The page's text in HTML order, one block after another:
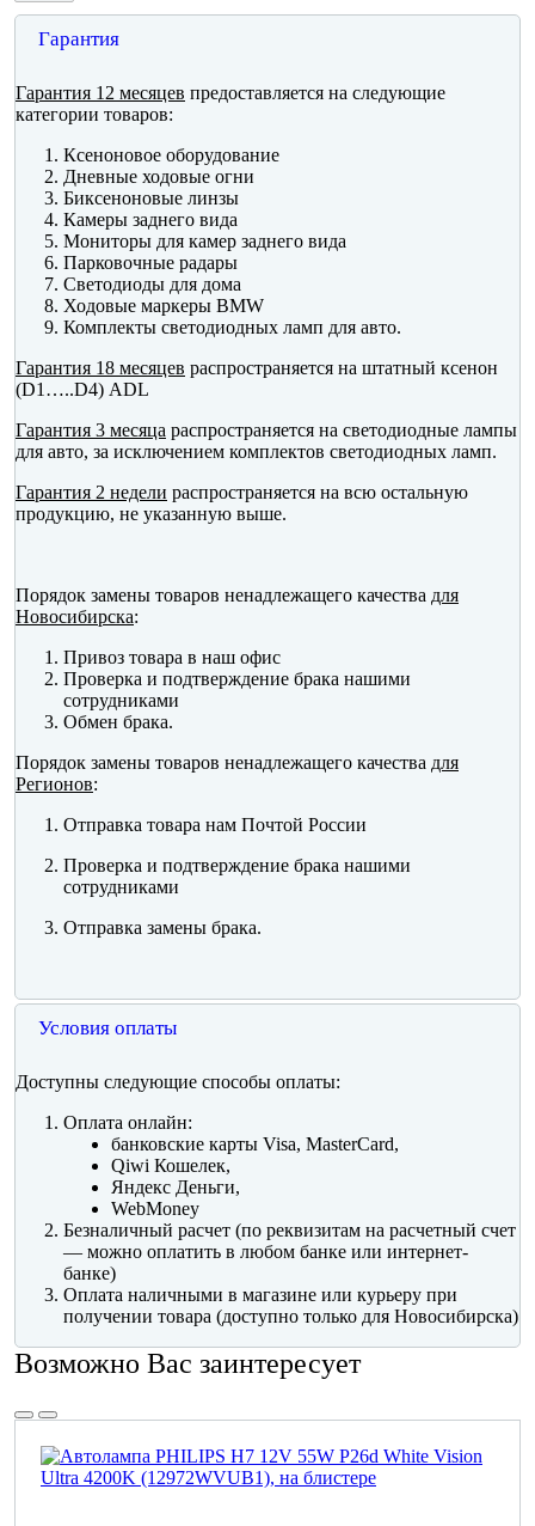
Гарантия
Гарантия 12 месяцев предоставляется на следующие
категории товаров:
Ксеноновое оборудование
Дневные ходовые огни
Биксеноновые линзы
Камеры заднего вида
Мониторы для камер заднего вида
Парковочные радары
Светодиоды для дома
Ходовые маркеры BMW
Комплекты светодиодных ламп для авто.
Гарантия 18 месяцев распространяется на штатный ксенон
(D1…..D4) ADL
Гарантия 3 месяца распространяется на светодиодные лампы
для авто, за исключением комплектов светодиодных ламп.
Гарантия 2 недели распространяется на всю остальную
продукцию, не указанную выше.
Порядок замены товаров ненадлежащего качества для
Новосибирска:
Привоз товара в наш офис
Проверка и подтверждение брака нашими
сотрудниками
Обмен брака.
Порядок замены товаров ненадлежащего качества для
Регионов:
Отправка товара нам Почтой России
Проверка и подтверждение брака нашими
сотрудниками
Отправка замены брака.
Условия оплаты
Доступны следующие способы оплаты:
Оплата онлайн:
банковские карты Visa, MasterCard,
Qiwi Кошелек,
Яндекс Деньги,
WebMoney
Безналичный расчет (по реквизитам на расчетный счет
— можно оплатить в любом банке или интернет-
банке)
Оплата наличными в магазине или курьеру при
получении товара (доступно только для Новосибирска)
Возможно Вас заинтересует